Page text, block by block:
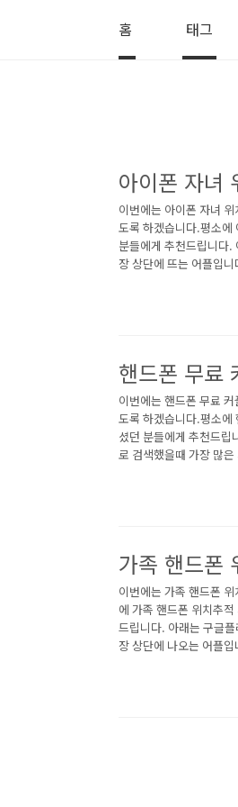
홈 태그
아이폰 자녀
이번에는 아이폰 자녀
도록 하겠습니다.평소에
분들에게 추천드립니다.
장 상단에 뜨는 어플입
핸드폰 무료
이번에는 핸드폰 무료
도록 하겠습니다.평소에
셨던 분들에게 추천드립
로 검색했을때 가장 많
가족 핸드폰
이번에는 가족 핸드폰
에 가족 핸드폰 위치추
드립니다. 아래는 구글
장 상단에 나오는 어플입